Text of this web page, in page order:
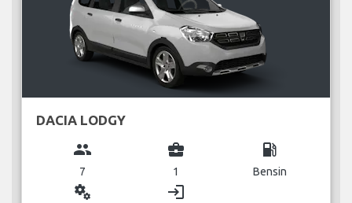
DACIA LODGY
group
7
business_center
1
local_gas_station
Bensin
miscellaneous_services login